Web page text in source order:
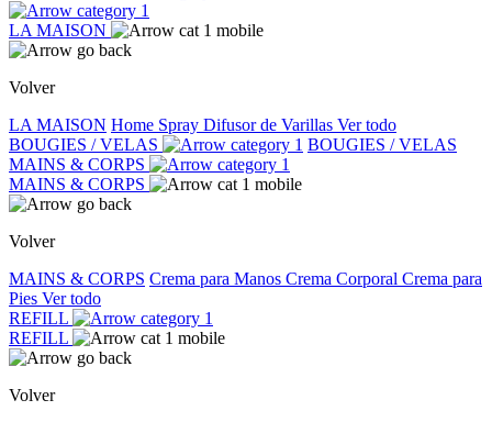
LA MAISON
Volver
LA MAISON Home Spray Difusor de Varillas Ver todo
BOUGIES / VELAS
BOUGIES / VELAS
MAINS & CORPS
MAINS & CORPS
Volver
MAINS & CORPS Crema para Manos Crema Corporal Crema para
Pies Ver todo
REFILL
REFILL
Volver